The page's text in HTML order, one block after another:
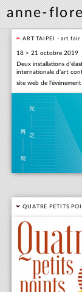
anne-
ART TAIPEI - art fair
18 > 21 octobre 2019
Deux installations
internationale d'art
site web de
QUATRE PETITS